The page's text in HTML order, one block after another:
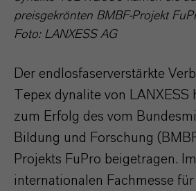
preisgekrönten BMBF-Projekt
Foto: LANXESS AG
Der endlosfaserverstärkte
Tepex dynalite von
zum Erfolg des vom
Bildung und Forschung
Projekts FuPro beigetragen.
internationalen Fachmesse